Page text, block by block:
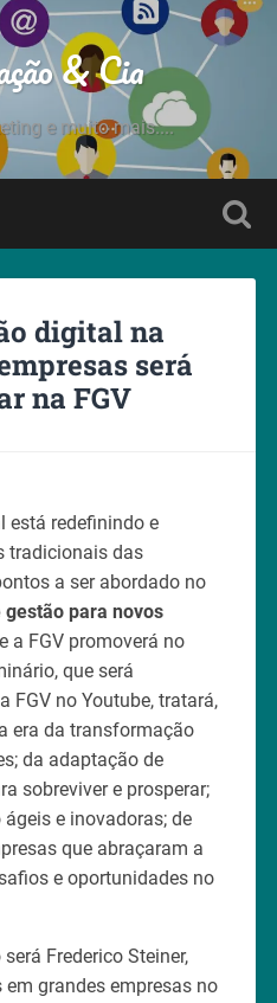
& Cia
e muito mais....
digital na
será
na FGV
está redefinindo e
tradicionais das
a ser abordado no
para novos
a FGV promoverá no
que será
FGV no Youtube, tratará,
era da transformação
da adaptação de
sobreviver e prosperar;
e inovadoras; de
que abraçaram a
e oportunidades no
Frederico Steiner,
grandes empresas no